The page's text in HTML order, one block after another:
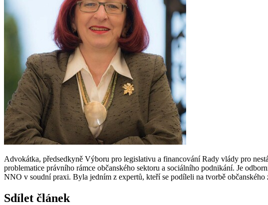
Advokátka, předsedkyně Výboru pro legislativu a financování Rady vlády pro
problematice právního rámce občanského sektoru a sociálního podnikání. Je
NNO v soudní praxi. Byla jedním z expertů, kteří se podíleli na tvorbě
Sdílet článek